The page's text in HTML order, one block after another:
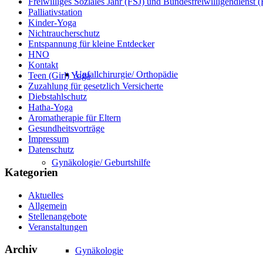
Unfallchirurgie/ Orthopädie
Gynäkologie/ Geburtshilfe
Gynäkologie
Palliativstation
Kinder-Yoga
Nichtraucherschutz
Entspannung für kleine Entdecker
HNO
Kontakt
Teen (Girl) Yoga
Zuzahlung für gesetzlich Versicherte
Diebstahlschutz
Hatha-Yoga
Aromatherapie für Eltern
Gesundheitsvorträge
Impressum
Datenschutz
Kategorien
Aktuelles
Allgemein
Stellenangebote
Veranstaltungen
Archiv